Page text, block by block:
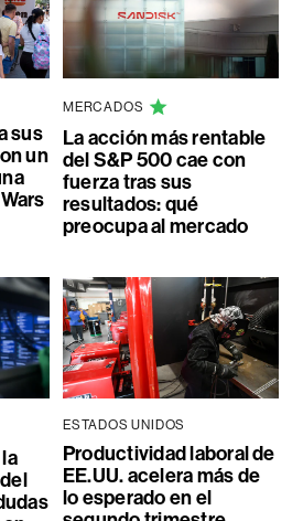
sus
un
MERCADOS
La acción más rentable
del S&P 500 cae con
fuerza tras sus
resultados: qué
preocupa al mercado
ESTADOS UNIDOS
Productividad laboral de
EE.UU. acelera más de
lo esperado en el